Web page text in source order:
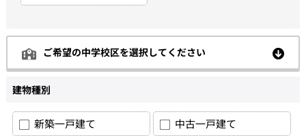
ご希望の中学校区を選択してください
建物種別
新築一戸建て
中古一戸建て